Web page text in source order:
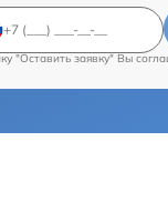
"Оставить заявку" Вы